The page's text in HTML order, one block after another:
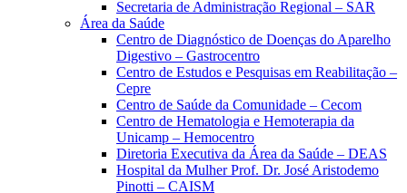
Secretaria de Administração Regional – SAR
Área da Saúde
Centro de Diagnóstico de Doenças do Aparelho
Digestivo – Gastrocentro
Centro de Estudos e Pesquisas em Reabilitação –
Cepre
Centro de Saúde da Comunidade – Cecom
Centro de Hematologia e Hemoterapia da
Unicamp – Hemocentro
Diretoria Executiva da Área da Saúde – DEAS
Hospital da Mulher Prof. Dr. José Aristodemo
Pinotti – CAISM